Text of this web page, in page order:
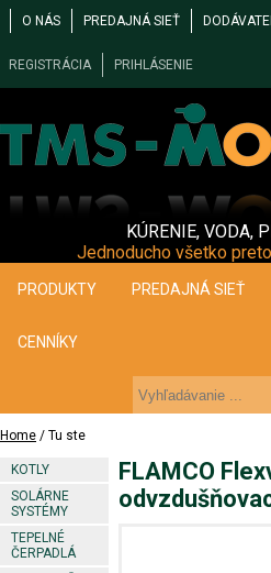
O NÁS PREDAJNÁ SIEŤ
REGISTRÁCIA PRIHLÁSENIE
KÚRENIE, VODA,
Jednoducho všetko
PRODUKTY PREDAJNÁ SIEŤ
CENNÍKY
Home / Tu ste
KOTLY
SOLÁRNE
SYSTÉMY
TEPELNÉ
ČERPADLÁ
FLAMCO